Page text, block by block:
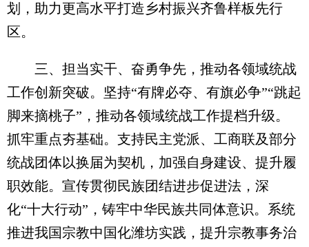
划，助力更高水平打造乡村振兴齐鲁样板先行
区。
三、担当实干、奋勇争先，推动各领域统战
工作创新突破。坚持“有牌必夺、有旗必争”“跳起
脚来摘桃子”，推动各领域统战工作提档升级。
抓牢重点夯基础。支持民主党派、工商联及部分
统战团体以换届为契机，加强自身建设、提升履
职效能。宣传贯彻民族团结进步促进法，深
化“十大行动”，铸牢中华民族共同体意识。系统
推进我国宗教中国化潍坊实践，提升宗教事务治